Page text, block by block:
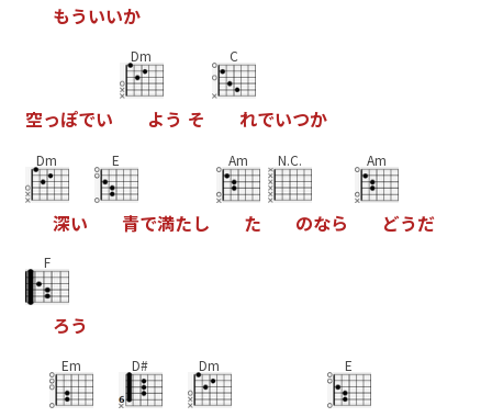
もういいか
空っぽでい
Dm
よう そ
C
れでいつか
Dm
深い
E
青で満たし
Am
た
N.C.
のなら
Am
どうだ
F
ろう
Em D# Dm E